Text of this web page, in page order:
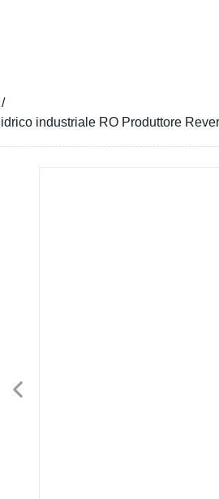
industriale RO Produttore